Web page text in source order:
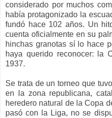
considerado por muchos
había protagonizado la
fundó hace 102 años. Un
cuenta oficialmente en su
hinchas granotas sí lo hace
haya querido reconocer: la
1937.
Se trata de un torneo que
en la zona republicana,
heredero natural de la Copa
pasó con la Liga, no se